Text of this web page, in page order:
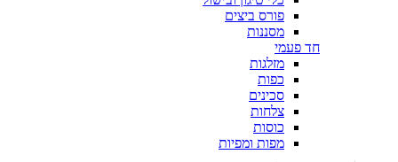
פורס ביצים
מסננות
חד פעמי
מזלגות
כפות
סכינים
צלחות
כוסות
מפות ומפיות